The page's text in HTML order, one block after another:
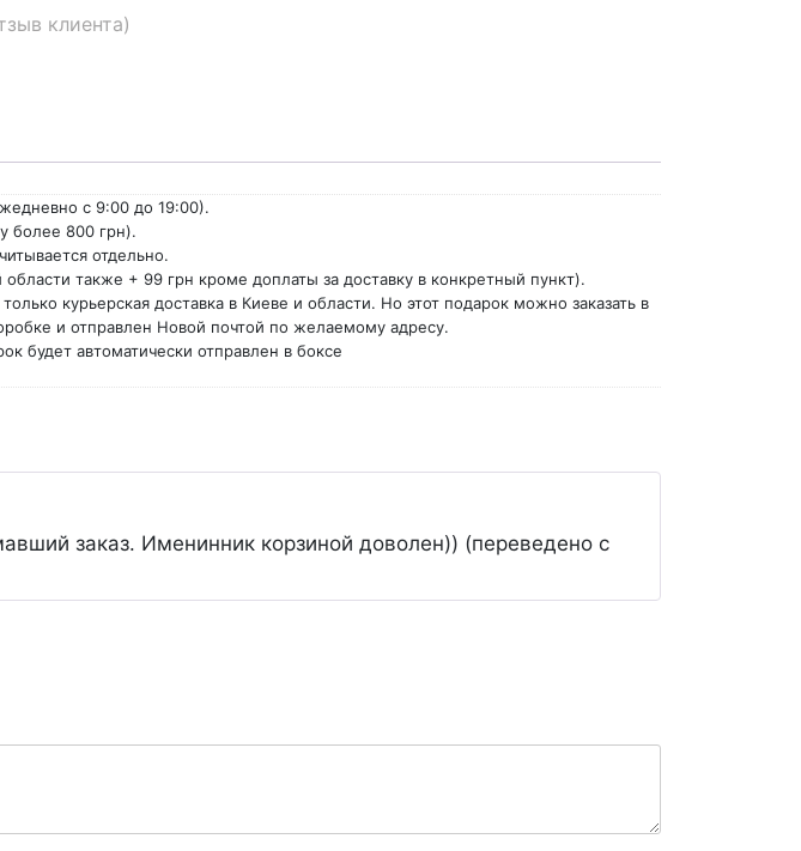
клиента)
с 9:00 до 19:00).
более 800 грн).
отдельно.
также + 99 грн кроме доплаты за доставку в конкретный пункт).
курьерская доставка в Киеве и области. Но этот подарок можно заказать в
и отправлен Новой почтой по желаемому адресу.
будет автоматически отправлен в боксе
заказ. Именинник корзиной доволен)) (переведено с